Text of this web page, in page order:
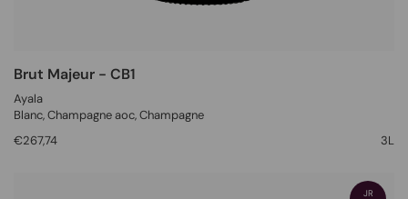
Brut Majeur - CB1
Ayala
Blanc, Champagne aoc,Champagne
€267,74
3L
JR